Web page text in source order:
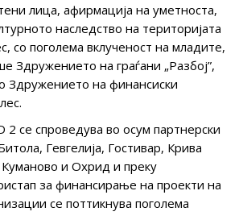
лица, афирмација на уметноста,
наследство на територијата
со поголема вклученост на младите,
Здружението на граѓани „Разбој”,
Здружението на финансиски
2 се спроведува во осум партнерски
Гевгелија, Гостивар, Крива
и Охрид и преку
за финансирање на проекти на
се поттикнува поголема